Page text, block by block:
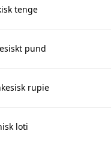
tenge
pund
rupie
loti